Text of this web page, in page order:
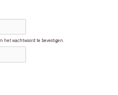
het wachtwoord te bevestigen.